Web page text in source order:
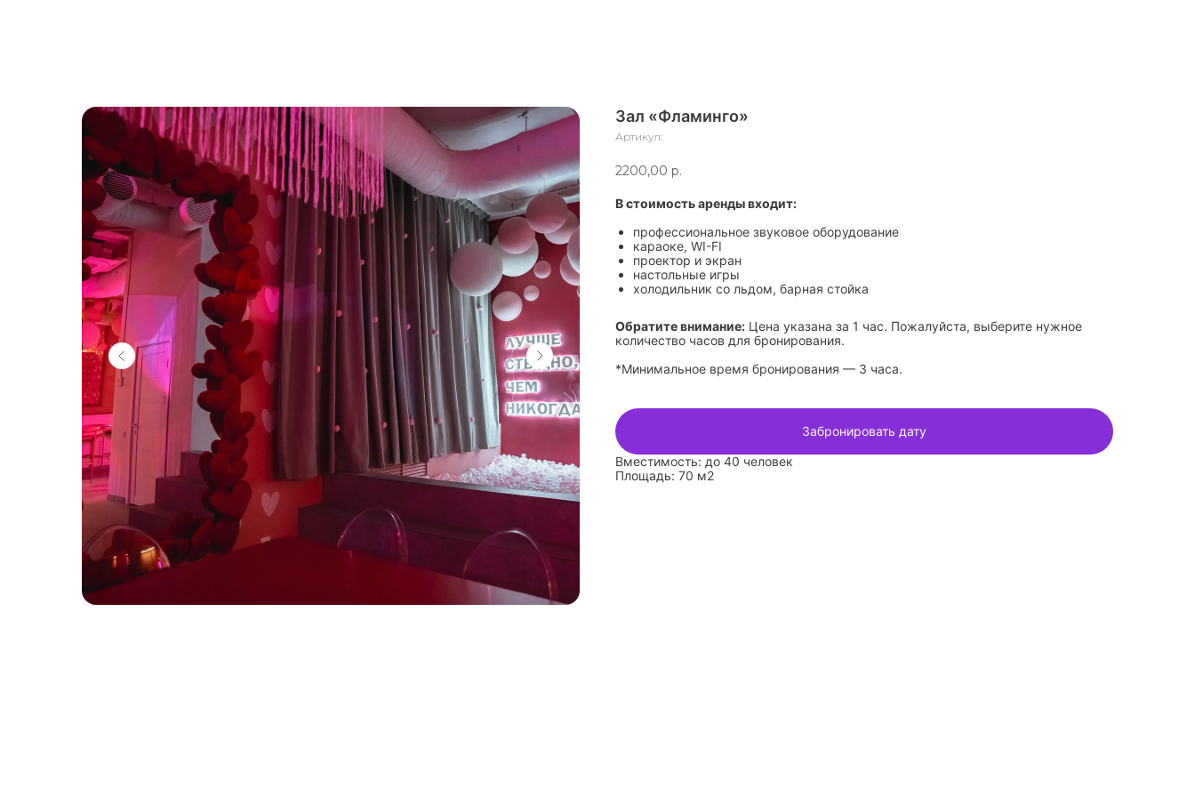
Зал «Фламинго»
Артикул:
2200,00 р.
В стоимость аренды входит:
профессиональное звуковое оборудование
караоке, WI-FI
проектор и экран
настольные игры
холодильник со льдом, барная стойка
Обратите внимание: Цена указана за 1 час. Пожалуйста, выберите нужное
количество часов для бронирования.
*Минимальное время бронирования — 3 часа.
Забронировать дату
Вместимость: до 40 человек
Площадь: 70 м2